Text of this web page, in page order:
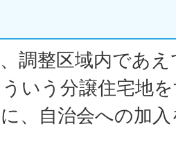
調整区域内であ
いう分譲住宅地
、自治会への加